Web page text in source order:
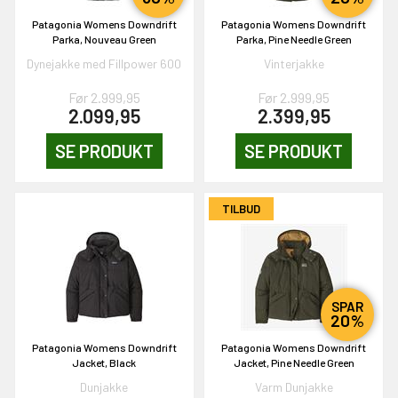
Patagonia Womens Downdrift
Parka, Nouveau Green
Dynejakke med Fillpower 600
Før 2.999,95
2.099,95
SE PRODUKT
Patagonia Womens Downdrift
Parka, Pine Needle Green
Vinterjakke
Før 2.999,95
2.399,95
SE PRODUKT
Patagonia Womens Downdrift
Jacket, Black
Dunjakke
TILBUD
SPAR
20%
Patagonia Womens Downdrift
Jacket, Pine Needle Green
Varm Dunjakke
VIND!
DELTAG!